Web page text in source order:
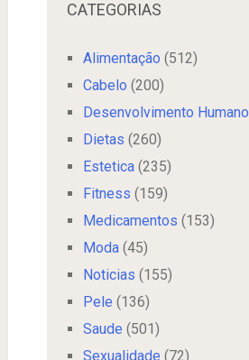
CATEGORIAS
Alimentação (512)
Cabelo (200)
Desenvolvimento Humano
Dietas (260)
Estetica(235)
Fitness (159)
Medicamentos (153)
Moda(45)
Noticias (155)
Pele (136)
Saude (501)
Sexualidade (72)